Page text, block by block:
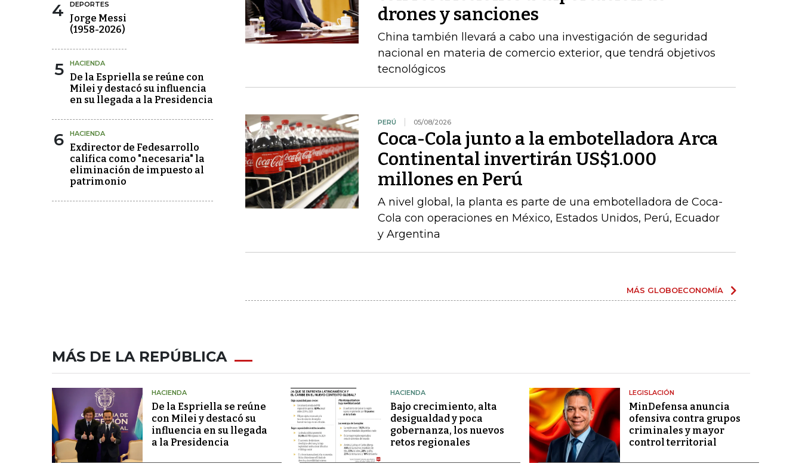
4 DEPORTES
Jorge Messi
(1958-2026)
5 HACIENDA
De la Espriella se reúne con
Milei y destacó su influencia
en su llegada a la Presidencia
6 HACIENDA
Exdirector de Fedesarrollo
califica como "necesaria" la
eliminación de impuesto al
patrimonio
drones y sanciones
China también llevará a cabo una investigación de seguridad
nacional en materia de comercio exterior, que tendrá objetivos
tecnológicos
PERÚ 05/08/2026
Coca-Cola junto a la embotelladora Arca
Continental invertirán US$1.000
millones en Perú
A nivel global, la planta es parte de una embotelladora de Coca-
Cola con operaciones en México, Estados Unidos, Perú, Ecuador
y Argentina
MÁS GLOBOECONOMÍA
MÁS DE LA REPÚBLICA
HACIENDA
De la Espriella se reúne
con Milei y destacó su
influencia en su llegada
a la Presidencia
HACIENDA
Bajo crecimiento, alta
desigualdad y poca
gobernanza, los nuevos
retos regionales
LEGISLACIÓN
MinDefensa anuncia
ofensiva contra grupos
criminales y mayor
control territorial